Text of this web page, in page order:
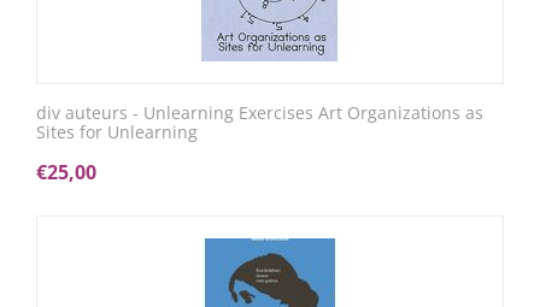
div auteurs - Unlearning Exercises Art Organizations as
Sites for Unlearning
€25,00